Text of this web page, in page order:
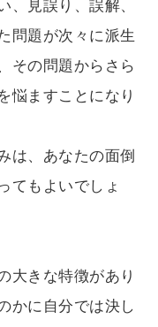
、見誤り、誤解、
題が次々に派生
その問題からさら
悩ますことになり
は、あなたの面倒
てもよいでしょ
大きな特徴があり
かに自分では決し